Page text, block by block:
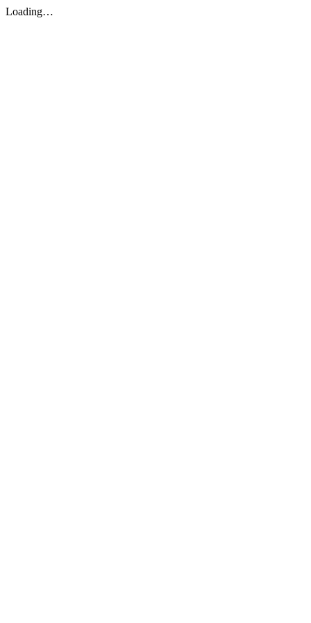
Loading…